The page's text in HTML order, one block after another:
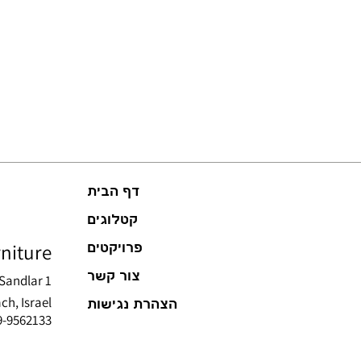
1
Israel
9562133
דף הבית
קטלוגים
פרויקטים
צור קשר
הצהרת נגישות